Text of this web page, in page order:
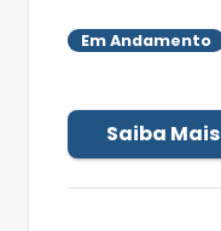
Em Andamento
Saiba Mais